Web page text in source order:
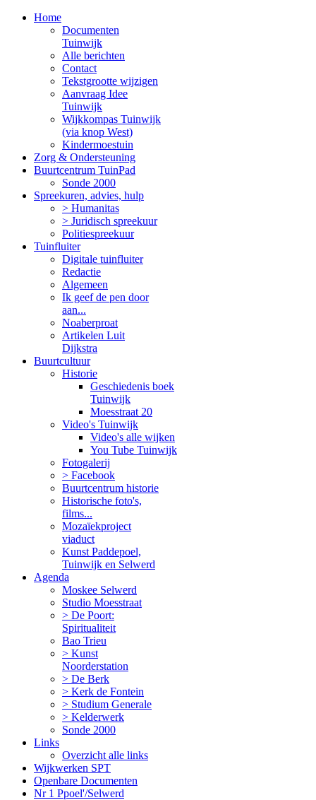
Home
Documenten
Tuinwijk
Alle berichten
Contact
Tekstgrootte wijzigen
Aanvraag Idee
Tuinwijk
Wijkkompas Tuinwijk
(via knop West)
Kindermoestuin
Zorg & Ondersteuning
Buurtcentrum TuinPad
Sonde 2000
Spreekuren, advies, hulp
> Humanitas
> Juridisch spreekuur
Politiespreekuur
Tuinfluiter
Digitale tuinfluiter
Redactie
Algemeen
Ik geef de pen door
aan...
Noaberproat
Artikelen Luit
Dijkstra
Buurtcultuur
Historie
Geschiedenis boek
Tuinwijk
Moesstraat 20
Video's Tuinwijk
Video's alle wijken
You Tube Tuinwijk
Fotogalerij
> Facebook
Buurtcentrum historie
Historische foto's,
films...
Mozaïekproject
viaduct
Kunst Paddepoel,
Tuinwijk en Selwerd
Agenda
Moskee Selwerd
Studio Moesstraat
> De Poort:
Spiritualiteit
Bao Trieu
> Kunst
Noorderstation
> De Berk
> Kerk de Fontein
> Studium Generale
> Kelderwerk
Sonde 2000
Links
Overzicht alle links
Wijkwerken SPT
Openbare Documenten
Nr 1 Ppoel'/Selwerd